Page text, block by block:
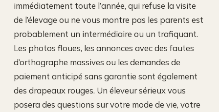
immédiatement toute l’année, qui refuse la visite
de l’élevage ou ne vous montre pas les parents est
probablement un intermédiaire ou un trafiquant.
Les photos floues, les annonces avec des fautes
d’orthographe massives ou les demandes de
paiement anticipé sans garantie sont également
des drapeaux rouges. Un éleveur sérieux vous
posera des questions sur votre mode de vie, votre